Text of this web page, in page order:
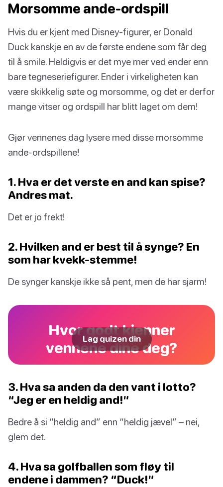
Morsomme ande-ordspill
Hvis du er kjent med Disney-figurer, er Donald
Duck kanskje en av de første endene som får deg
til å smile. Heldigvis er det mye mer ved ender enn
bare tegneseriefigurer. Ender i virkeligheten kan
være skikkelig søte og morsomme, og det er derfor
mange vitser og ordspill har blitt laget om dem!
Gjør vennenes dag lysere med disse morsomme
ande-ordspillene!
1. Hva er det verste en and kan spise?
Andres mat.
Det er jo frekt!
2. Hvilken and er best til å synge? En
som har kvekk-stemme!
De synger kanskje ikke så pent, men de har sjarm!
Hvor godt kjenner
vennene dine deg?
Lag quizen din
3. Hva sa anden da den vant i lotto?
“Jeg er en heldig and!”
Bedre å si “heldig and” enn “heldig jævel” – nei,
glem det.
4. Hva sa golfballen som fløy til
endene i dammen? “Duck!”